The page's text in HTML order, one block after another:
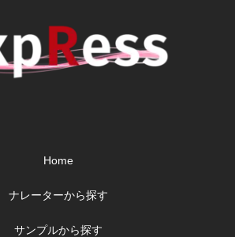
Home
ナレーターから探す
サンプルから探す